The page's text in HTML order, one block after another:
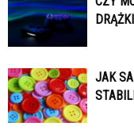
JAK